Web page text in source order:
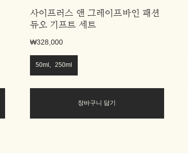
사이프러스 앤 그레이프바인 패션
듀오 기프트 세트
₩328,000
50ml, 250ml
장바구니 담기